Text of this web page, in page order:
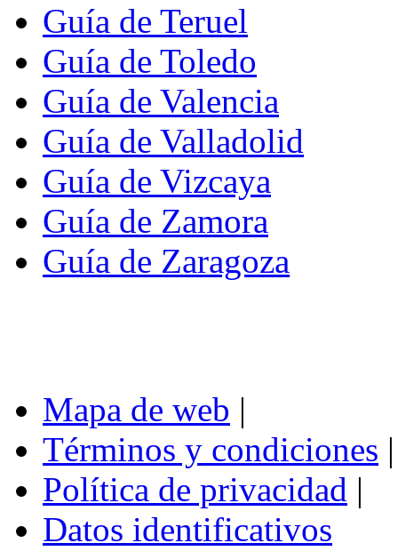
Guía de Teruel
Guía de Toledo
Guía de Valencia
Guía de Valladolid
Guía de Vizcaya
Guía de Zamora
Guía de Zaragoza
Mapa de web |
Términos y condiciones |
Política de privacidad |
Datos identificativos